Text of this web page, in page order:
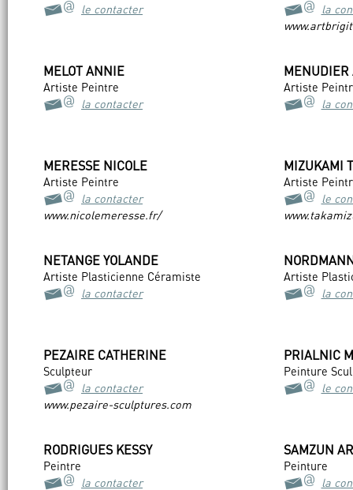
le contacter
la
MELOT ANNIE
Artiste Peintre
la contacter
Artiste
la
MERESSE NICOLE
Artiste Peintre
la contacter
www.nicolemeresse.fr/
MIZUKAMI
Artiste
le
NETANGE YOLANDE
Artiste Plasticienne Céramiste
la contacter
Artiste
la
PEZAIRE CATHERINE
Sculpteur
la contacter
www.pezaire-sculptures.com
PRIALNIC
Peinture
le
RODRIGUES KESSY
Peintre
la contacter
SAMZUN
Peinture
la